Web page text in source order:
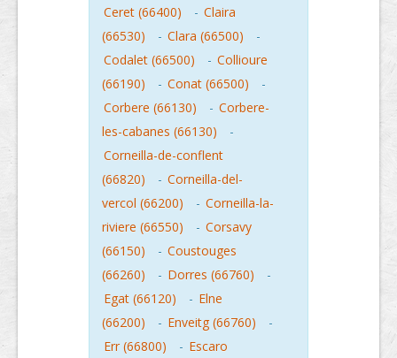
Ceret (66400)
- Claira
(66530)
- Clara (66500)
-
Codalet (66500)
- Collioure
(66190)
- Conat (66500)
-
Corbere (66130)
- Corbere-
les-cabanes (66130)
-
Corneilla-de-conflent
(66820)
- Corneilla-del-
vercol (66200)
- Corneilla-la-
riviere (66550)
- Corsavy
(66150)
- Coustouges
(66260)
- Dorres (66760)
-
Egat (66120)
- Elne
(66200)
- Enveitg (66760)
-
Err (66800)
- Escaro